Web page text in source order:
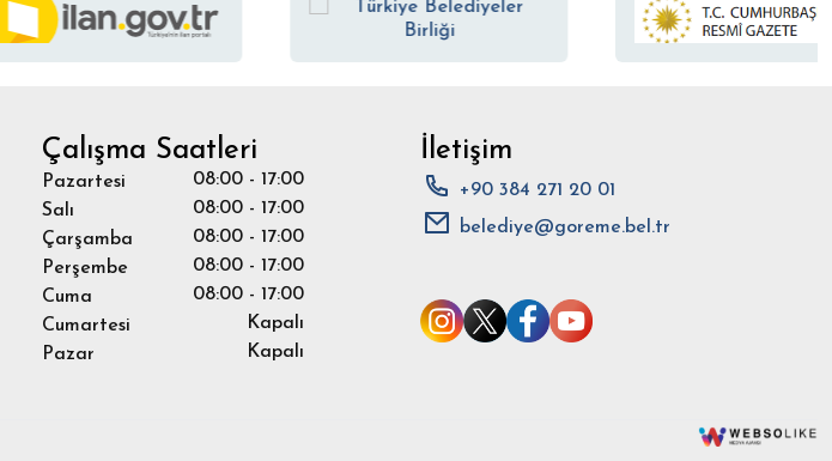
Çalışma Saatleri
Pazartesi
08:00 - 17:00
Salı
08:00 - 17:00
Çarşamba
08:00 - 17:00
Perşembe
08:00 - 17:00
Cuma
08:00 - 17:00
Cumartesi
Kapalı
Pazar
Kapalı
İletişim
+90 384 271 20 01
belediye@goreme.bel.tr